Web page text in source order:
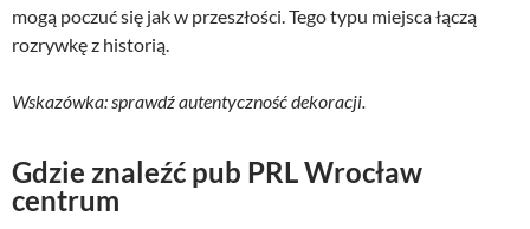
mogą poczuć się jak w przeszłości. Tego typu miejsca łączą
rozrywkę z historią.
Wskazówka: sprawdź autentyczność dekoracji.
Gdzie znaleźć pub PRL Wrocław
centrum